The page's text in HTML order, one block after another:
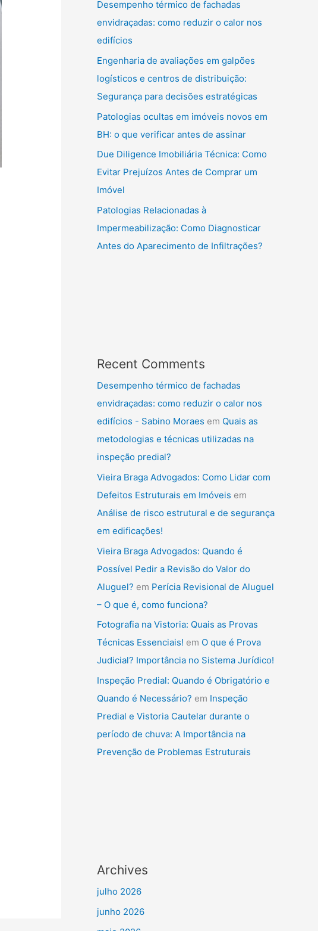
Desempenho térmico de fachadas
envidraçadas: como reduzir o calor nos
edifícios
Engenharia de avaliações em galpões
logísticos e centros de distribuição:
Segurança para decisões estratégicas
Patologias ocultas em imóveis novos em
BH: o que verificar antes de assinar
Due Diligence Imobiliária Técnica: Como
Evitar Prejuízos Antes de Comprar um
Imóvel
Patologias Relacionadas à
Impermeabilização: Como Diagnosticar
Antes do Aparecimento de Infiltrações?
Recent Comments
Desempenho térmico de fachadas
envidraçadas: como reduzir o calor nos
edifícios - Sabino Moraes em Quais as
metodologias e técnicas utilizadas na
inspeção predial?
Vieira Braga Advogados: Como Lidar com
Defeitos Estruturais em Imóveis em
Análise de risco estrutural e de segurança
em edificações!
Vieira Braga Advogados: Quando é
Possível Pedir a Revisão do Valor do
Aluguel? em Perícia Revisional de Aluguel
– O que é, como funciona?
Fotografia na Vistoria: Quais as Provas
Técnicas Essenciais! em O que é Prova
Judicial? Importância no Sistema Jurídico!
Inspeção Predial: Quando é Obrigatório e
Quando é Necessário? em Inspeção
Predial e Vistoria Cautelar durante o
período de chuva: A Importância na
Prevenção de Problemas Estruturais
Archives
julho 2026
junho 2026